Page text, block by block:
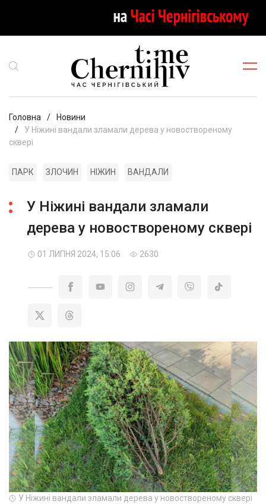
Головна
Новини
У Ніжині вандали зламали дерева у новоствореному
сквері
ПАРК ЗЛОЧИН НІЖИН ВАНДАЛИ
У Ніжині вандали зламали
дерева у новоствореному сквері
01 ЛИПНЯ 2024, 15:06 2630
У Ніжині вандали зламали дерева у новоствореному сквері